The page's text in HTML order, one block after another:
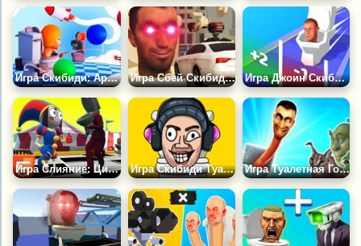
Игра Скибиди: Арена Туалетов с Булавой 3D Игра Сбей Скибиди Туалет Игра Джоин Скибиди Клеш 3Д
Игра Слияние: Цифровой Цирк vs Туалет Игра Скибиди Туалет Плейтайм Игра Туалетная Голова: Только Вверх по Мемам